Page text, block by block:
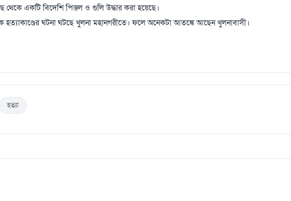
একটি বিদেশি পিস্তল ও গুলি উদ্ধার করা হয়েছে।
ঘটনা ঘটছে খুলনা মহানগরীতে। ফলে অনেকটা আতঙ্কে আছেন খুলনাবাসী।
হত্যা